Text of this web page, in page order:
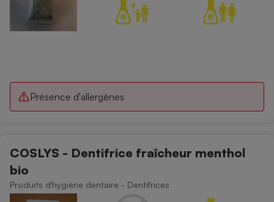
Présence d'allergènes
COSLYS - Dentifrice fraîcheur menthol
bio
Produits d'hygiène dentaire - Dentifrices